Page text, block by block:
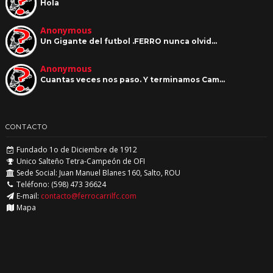
Hola
Anonymous
Un Gigante del futbol .FERRO nunca olvid…
Anonymous
Cuantas veces nos paso. Y terminamos Cam…
CONTACTO
Fundado 1o de Diciembre de 1912
Unico Salteño Tetra-Campeón de OFI
Sede Social: Juan Manuel Blanes 160, Salto, ROU
Teléfono: (598) 473 36624
E-mail: contacto@ferrocarrilfc.com
Mapa